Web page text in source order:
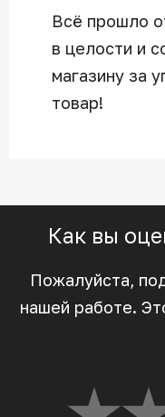
Всё прошло
в целости и
магазину за
товар!
Как вы
Пожалуйста,
нашей работе.